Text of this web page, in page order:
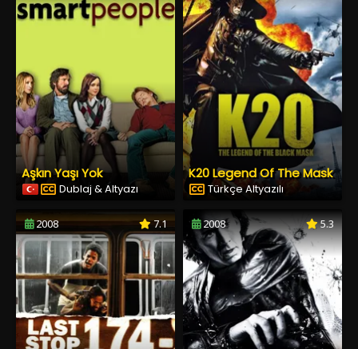
Aşkın Yaşı Yok
Dublaj & Altyazı
K20 Legend Of The Mask
Türkçe Altyazılı
2008 7.1 2008 5.3